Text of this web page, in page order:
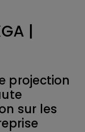
|
projection
sur les